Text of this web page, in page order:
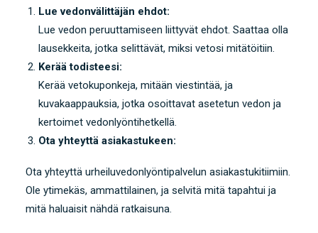
Lue vedonvälittäjän ehdot:
Lue vedon peruuttamiseen liittyvät ehdot. Saattaa olla
lausekkeita, jotka selittävät, miksi vetosi mitätöitiin.
Kerää todisteesi:
Kerää vetokuponkeja, mitään viestintää, ja
kuvakaappauksia, jotka osoittavat asetetun vedon ja
kertoimet vedonlyöntihetkellä.
Ota yhteyttä asiakastukeen:
Ota yhteyttä urheiluvedonlyöntipalvelun asiakastukitiimiin.
Ole ytimekäs, ammattilainen, ja selvitä mitä tapahtui ja
mitä haluaisit nähdä ratkaisuna.